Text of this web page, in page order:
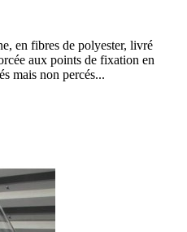
en fibres de polyester, livré
aux points de fixation en
mais non percés...